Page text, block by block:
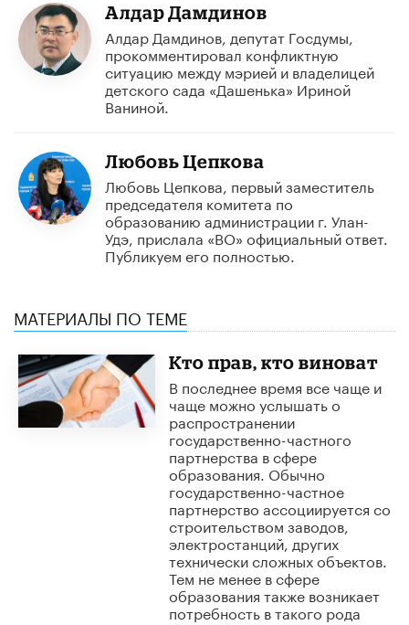
Алдар Дамдинов
Алдар Дамдинов, депутат Госдумы,
прокомментировал конфликтную
ситуацию между мэрией и владелицей
детского сада «Дашенька» Ириной
Ваниной.
Любовь Цепкова
Любовь Цепкова, первый заместитель
председателя комитета по
образованию администрации г. Улан-
Удэ, прислала «ВО» официальный ответ.
Публикуем его полностью.
МАТЕРИАЛЫ ПО ТЕМЕ
Кто прав, кто виноват
В последнее время все чаще и
чаще можно услышать о
распространении
государственно-частного
партнерства в сфере
образования. Обычно
государственно-частное
партнерство ассоциируется со
строительством заводов,
электростанций, других
технически сложных объектов.
Тем не менее в сфере
образования также возникает
потребность в такого рода